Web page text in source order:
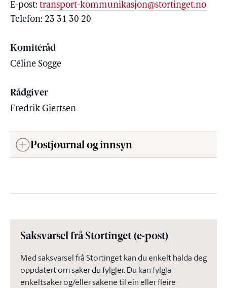
E-post: transport-kommunikasjon@stortinget.no
Telefon: 23 31 30 20
Komitéråd
Céline Sogge
Rådgiver
Fredrik Giertsen
Postjournal og innsyn
Saksvarsel frå Stortinget (e-post)
Med saksvarsel frå Stortinget kan du enkelt halda deg
oppdatert om saker du fylgjer. Du kan fylgja
enkeltsaker og/eller sakene til ein eller fleire